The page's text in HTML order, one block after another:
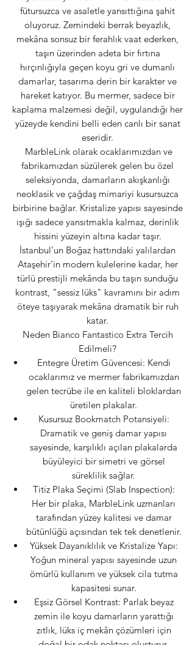
fütursuzca ve asaletle yansıttığına şahit
oluyoruz. Zemindeki berrak beyazlık,
mekâna sonsuz bir ferahlık vaat ederken,
taşın üzerinden adeta bir fırtına
hırçınlığıyla geçen koyu gri ve dumanlı
damarlar, tasarıma derin bir karakter ve
hareket katıyor. Bu mermer, sadece bir
kaplama malzemesi değil, uygulandığı her
yüzeyde kendini belli eden canlı bir sanat
eseridir.
MarbleLink olarak ocaklarımızdan ve
fabrikamızdan süzülerek gelen bu özel
seleksiyonda, damarların akışkanlığı
neoklasik ve çağdaş mimariyi kusursuzca
birbirine bağlar. Kristalize yapısı sayesinde
ışığı sadece yansıtmakla kalmaz, derinlik
hissini yüzeyin altına kadar taşır.
İstanbul’un Boğaz hattındaki yalılardan
Ataşehir’in modern kulelerine kadar, her
türlü prestijli mekânda bu taşın sunduğu
kontrast, "sessiz lüks" kavramını bir adım
öteye taşıyarak mekâna dramatik bir ruh
katar.
Neden Bianco Fantastico Extra Tercih
Edilmeli?
Entegre Üretim Güvencesi: Kendi
ocaklarımız ve mermer fabrikamızdan
gelen tecrübe ile en kaliteli bloklardan
üretilen plakalar.
Kusursuz Bookmatch Potansiyeli:
Dramatik ve geniş damar yapısı
sayesinde, karşılıklı açılan plakalarda
büyüleyici bir simetri ve görsel
süreklilik sağlar.
Titiz Plaka Seçimi (Slab Inspection):
Her bir plaka, MarbleLink uzmanları
tarafından yüzey kalitesi ve damar
bütünlüğü açısından tek tek denetlenir.
Yüksek Dayanıklılık ve Kristalize Yapı:
Yoğun mineral yapısı sayesinde uzun
ömürlü kullanım ve yüksek cila tutma
kapasitesi sunar.
Eşsiz Görsel Kontrast: Parlak beyaz
zemin ile koyu damarların yarattığı
zıtlık, lüks iç mekân çözümleri için